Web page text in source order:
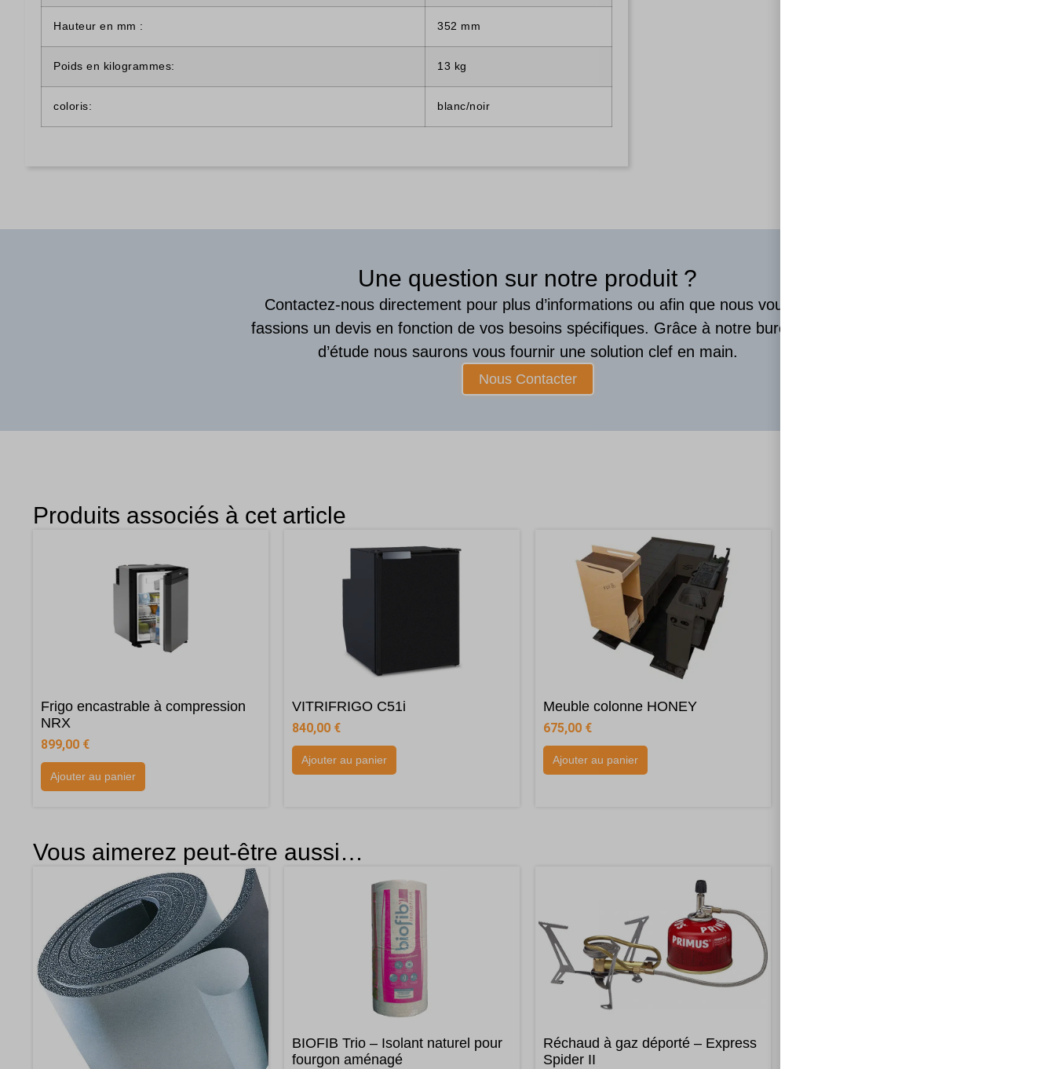
Hauteur en mm : 352 mm
Poids en kilogrammes: 13 kg
coloris: blanc/noir
Une question sur notre produit ?
Contactez-nous directement pour plus d’informations ou afin que nous vous
fassions un devis en fonction de vos besoins spécifiques. Grâce à notre bureau
d’étude nous saurons vous fournir une solution clef en main.
Nous Contacter
Produits associés à cet article
Frigo encastrable à compression
NRX
899,00 €
Ajouter au panier
VITRIFRIGO C51i
840,00 €
Ajouter au panier
Meuble colonne HONEY
675,00 €
Ajouter au panier
Vous aimerez peut-être aussi…
BIOFIB Trio – Isolant naturel pour
fourgon aménagé
Réchaud à gaz déporté – Express
Spider II